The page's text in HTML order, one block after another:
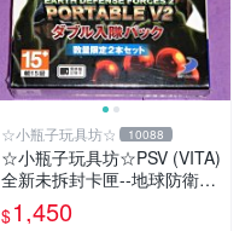
☆小瓶子玩具坊☆ 10088
☆小瓶子玩具坊☆PSV (VITA)
全新未拆封卡匣--地球防衛軍
2 攜帶版 V2 雙人入隊包
$1,450